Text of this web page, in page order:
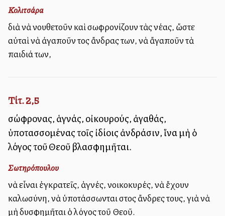
Κολιτσάρα
διὰ νὰ νουθετοῦν καὶ σωφρονίζουν τὰς νέας, ὥστε
αὐταὶ νὰ ἀγαποῦν τοὺς ἄνδρας των, νὰ ἄγαποῦν τὰ
παιδιά των,
Τίτ. 2,5
σώφρονας, ἁγνάς, οἰκουρούς, ἀγαθάς,
ὑποτασσομένας τοῖς ἰδίοις ἀνδράσιν, ἵνα μὴ ὁ
λόγος τοῦ Θεοῦ βλασφημῆται.
Σωτηρόπουλου
νὰ εἶναι ἐγκρατεῖς, ἁγνές, νοικοκυρές, νὰ ἔχουν
καλωσύνη, νὰ ὑποτάσσωνται στοὺς ἄνδρες τους, γιὰ νὰ
μὴ δυσφημῆται ὁ λόγος τοῦ Θεοῦ.